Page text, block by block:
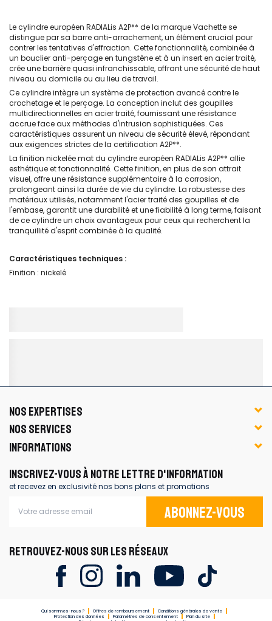
Le cylindre européen RADIALis A2P** de la marque Vachette se
distingue par sa barre anti-arrachement, un élément crucial pour
contrer les tentatives d'effraction. Cette fonctionnalité, combinée à
un bouclier anti-perçage en tungstène et à un insert en acier traité,
crée une barrière quasi infranchissable, offrant une sécurité de haut
niveau au domicile ou au lieu de travail.
Ce cylindre intègre un système de protection avancé contre le
crochetage et le perçage. La conception inclut des goupilles
multidirectionnelles en acier traité, fournissant une résistance
accrue face aux méthodes d'intrusion sophistiquées. Ces
caractéristiques assurent un niveau de sécurité élevé, répondant
aux exigences strictes de la certification A2P**.
La finition nickelée mat du cylindre européen RADIALis A2P** allie
esthétique et fonctionnalité. Cette finition, en plus de son attrait
visuel, offre une résistance supplémentaire à la corrosion,
prolongeant ainsi la durée de vie du cylindre. La robustesse des
matériaux utilisés, notamment l'acier traité des goupilles et de
l'embase, garantit une durabilité et une fiabilité à long terme, faisant
de ce cylindre un choix avantageux pour ceux qui recherchent la
tranquillité d'esprit combinée à la qualité.
Caractéristiques techniques :
Finition : nickelé
NOS EXPERTISES
NOS SERVICES
INFORMATIONS
INSCRIVEZ-VOUS À NOTRE LETTRE D'INFORMATION
et recevez en exclusivité nos bons plans et promotions
Abonnez-vous
RETROUVEZ-NOUS SUR LES RÉSEAUX
Qui sommes-nous ? Offres de remboursement
Conditions générales de vente
Protection des données
Paramètres de consentement
Plan du site